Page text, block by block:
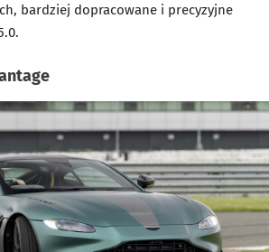
bardziej dopracowane i precyzyjne